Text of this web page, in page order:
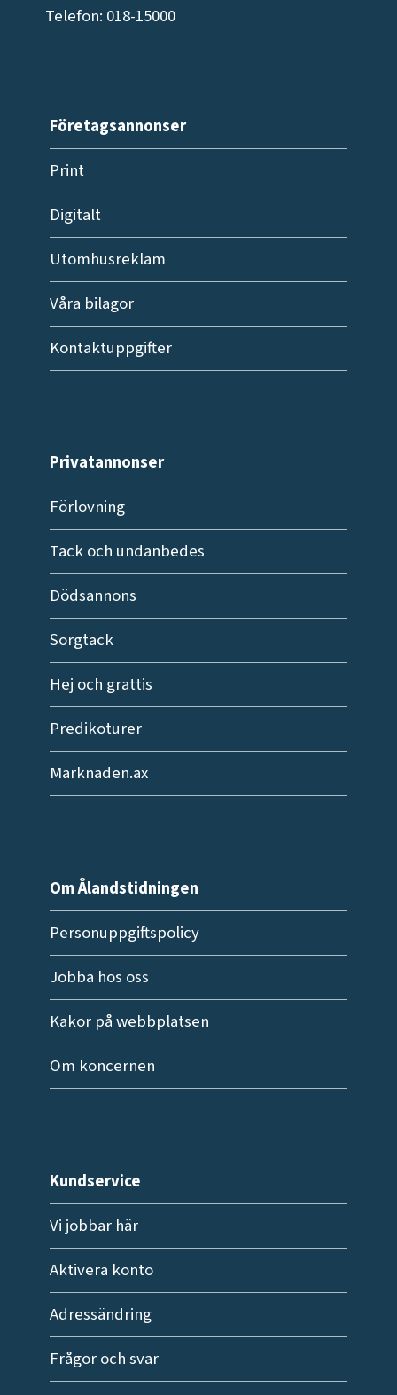
Telefon: 018-15000
Företagsannonser
Print
Digitalt
Utomhusreklam
Våra bilagor
Kontaktuppgifter
Privatannonser
Förlovning
Tack och undanbedes
Dödsannons
Sorgtack
Hej och grattis
Predikoturer
Marknaden.ax
Om Ålandstidningen
Personuppgiftspolicy
Jobba hos oss
Kakor på webbplatsen
Om koncernen
Kundservice
Vi jobbar här
Aktivera konto
Adressändring
Frågor och svar